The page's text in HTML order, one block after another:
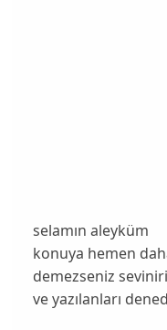
selamın aleyküm
konuya hemen
demezseniz
ve yazılanları